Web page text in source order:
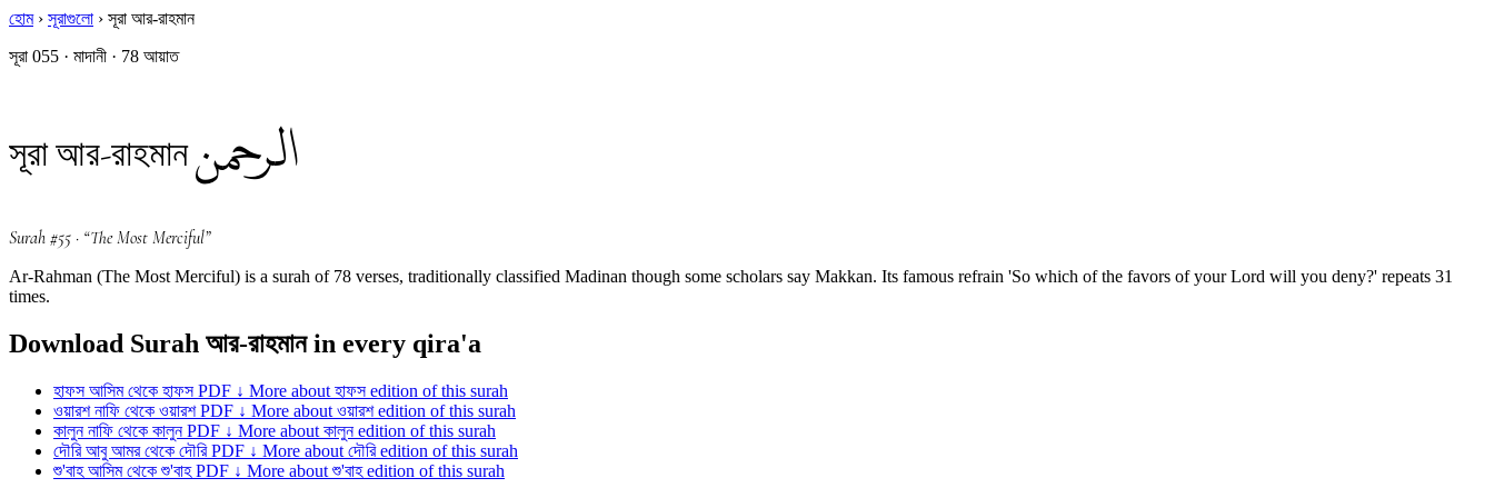
হোম › সূরাগুলো › সূরা আর-রাহমান
সূরা 055 · মাদানী · 78 আয়াত
সূরা আর-রাহমানالرحمن
Surah #55 · “The Most Merciful”
Ar-Rahman (The Most Merciful) is a surah of 78 verses, traditionally classified Madinan though some scholars say Makkan. Its famous refrain 'So which of the favors of your Lord will you deny?' repeats 31
times.
Download Surah আর-রাহমান in every qira'a
হাফস আসিম থেকে হাফস PDF ↓ More about হাফস edition of this surah
ওয়ারশ নাফি থেকে ওয়ারশ PDF ↓ More about ওয়ারশ edition of this surah
কালুন নাফি থেকে কালুন PDF ↓ More about কালুন edition of this surah
দৌরি আবু আমর থেকে দৌরি PDF ↓ More about দৌরি edition of this surah
শু'বাহ আসিম থেকে শু'বাহ PDF ↓ More about শু'বাহ edition of this surah